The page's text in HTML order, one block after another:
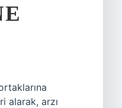
alarak, arzı